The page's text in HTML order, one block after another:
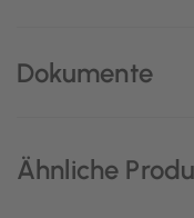
Dokumente